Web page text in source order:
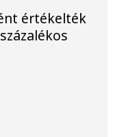
értékelték